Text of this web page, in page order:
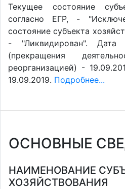
Текущее состояние
согласно ЕГР, -
состояние субъекта
- "Ликвидирован".
(прекращения
реорганизацией) -
19.09.2019. Подробнее...
ОСНОВНЫЕ
НАИМЕНОВАНИЕ
ХОЗЯЙСТВОВАНИЯ